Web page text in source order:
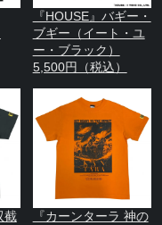
『HOUSE』バギー・
ブギー（イート・ユ
ー・ブラック）
5,500円（税込）
截
『カーンターラ 神の